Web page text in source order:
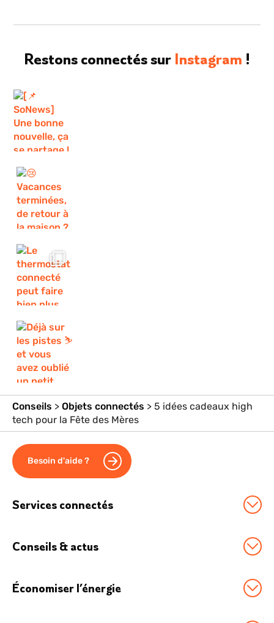
Restons connectés sur Instagram !
Conseils > Objets connectés > 5 idées cadeaux high
tech pour la Fête des Mères
Besoin d'aide ?
Services connectés
Option Effacement
Conseils & actus
Économies d'énergie
Économiser l’énergie